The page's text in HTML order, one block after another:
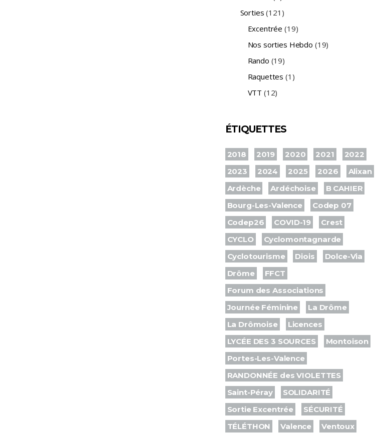
Sorties (121)
Excentrée (19)
Nos sorties Hebdo (19)
Rando (19)
Raquettes (1)
VTT (12)
ÉTIQUETTES
2018 2019 2020 2021
2022
2023
2024 2025 2026
Alixan
Ardèche
Ardéchoise
B CAHIER
Bourg-Les-Valence
Codep 07
Codep26
COVID-19
Crest
CYCLO
Cyclomontagnarde
Cyclotourisme
Diois
Dolce-Via
Drôme
FFCT
Forum des Associations
Journée Féminine
La Drôme
La Drômoise
Licences
LYCÉE DES 3 SOURCES
Montoison
Portes-Les-Valence
RANDONNÉE des VIOLETTES
Saint-Péray
SOLIDARITÉ
Sortie Excentrée
SÉCURITÉ
TÉLÉTHON
Valence
Ventoux